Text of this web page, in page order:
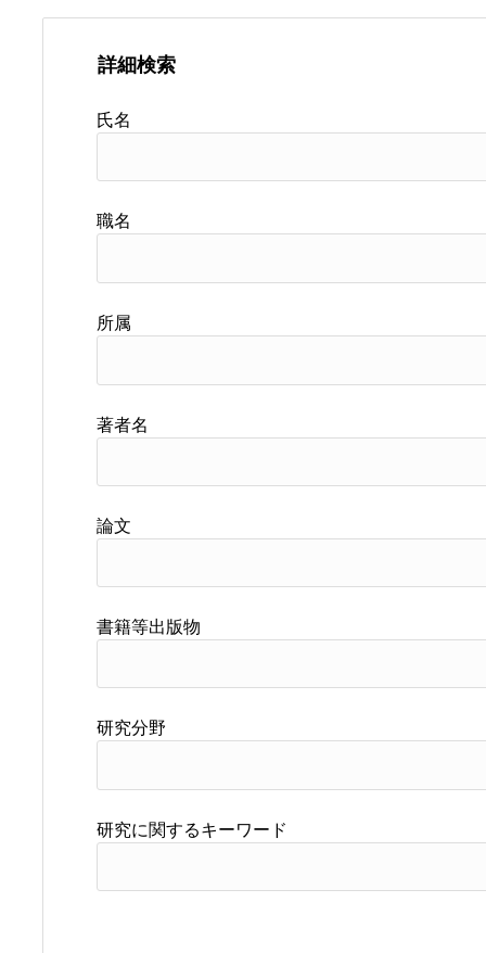
詳細検索
氏名
職名
所属
著者名
論文
書籍等出版物
研究分野
研究に関するキーワード